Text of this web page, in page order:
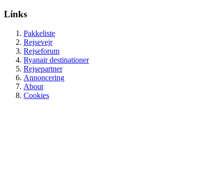
Links
Pakkeliste
Rejsevejr
Rejseforum
Ryanair destinationer
Rejsepartner
Annoncering
About
Cookies